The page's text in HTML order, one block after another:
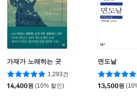
가재가 노래하는 곳
1,293건
14,400원 (10% 할인)
면도날
13,500원